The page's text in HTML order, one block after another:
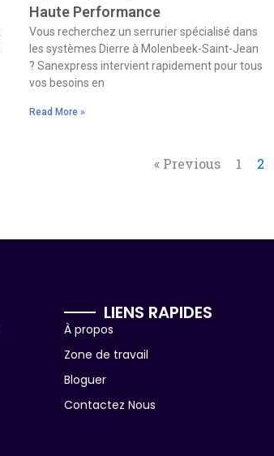
Haute Performance
Vous recherchez un serrurier spécialisé dans
les systèmes Dierre à Molenbeek-Saint-Jean
? Sanexpress intervient rapidement pour tous
vos besoins en
Read More »
« Previous 1 2
LIENS RAPIDES
À propos
Zone de travail
Bloguer
Contactez Nous